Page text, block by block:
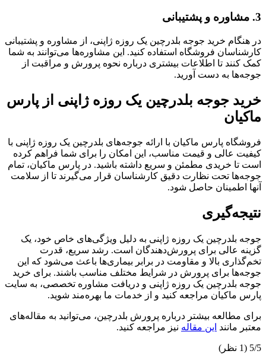
3. مشاوره و پشتیبانی
در هنگام خرید جوجه بلدرچین یک روزه ژاپنی، از مشاوره و پشتیبانی
کارشناسان فروشگاه استفاده کنید. این مشاوره‌ها می‌توانند به شما
کمک کنند تا اطلاعات بیشتری درباره نحوه پرورش و مراقبت از
جوجه‌ها به دست آورید.
خرید جوجه بلدرچین یک روزه ژاپنی از پارس
ماکیان
فروشگاه پارس ماکیان با ارائه جوجه‌های بلدرچین یک روزه ژاپنی با
کیفیت عالی و قیمت مناسب، این امکان را برای شما فراهم کرده
است تا خریدی مطمئن و سریع داشته باشید. در پارس ماکیان، تمام
جوجه‌ها تحت نظارت دقیق کارشناسان قرار می‌گیرند تا از سلامت
آنها اطمینان حاصل شود.
نتیجه‌گیری
جوجه بلدرچین یک روزه ژاپنی به دلیل ویژگی‌های خاص خود، یک
گزینه عالی برای پرورش‌دهندگان است. رشد سریع، قدرت
تخم‌گذاری بالا و مقاومت در برابر بیماری‌ها باعث می‌شود که این
جوجه‌ها برای پرورش در شرایط مختلف مناسب باشند. برای خرید
جوجه بلدرچین یک روزه ژاپنی و دریافت مشاوره تخصصی، به سایت
پارس ماکیان مراجعه کنید و از خدمات ما بهره‌مند شوید.
برای مطالعه بیشتر درباره پرورش بلدرچین، می‌توانید به مقاله‌های
معتبر مانند این مقاله نیز مراجعه کنید.
5/5 (1 نظر)